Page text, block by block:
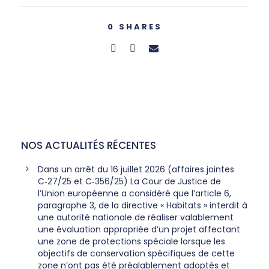
0 SHARES
NOS ACTUALITÉS RÉCENTES
Dans un arrêt du 16 juillet 2026 (affaires jointes
C‑27/25 et C‑356/25) La Cour de Justice de
l’Union européenne a considéré que l’article 6,
paragraphe 3, de la directive « Habitats » interdit à
une autorité nationale de réaliser valablement
une évaluation appropriée d’un projet affectant
une zone de protections spéciale lorsque les
objectifs de conservation spécifiques de cette
zone n’ont pas été préalablement adoptés et